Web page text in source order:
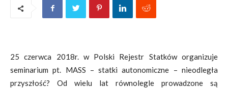
25 czerwca 2018r. w Polski Rejestr Statków organizuje
seminarium pt. MASS – statki autonomiczne – nieodległa
przyszłość? Od wielu lat równolegle prowadzone są